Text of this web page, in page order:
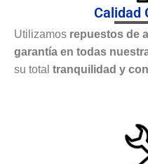
Calidad
Utilizamos repuestos de
garantía en todas
su total tranquilidad y